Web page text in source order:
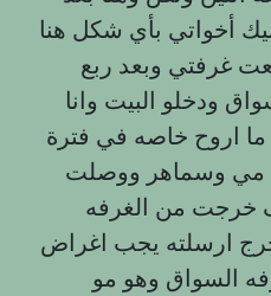
أخواتي بأي شكل هنا
غرفتي وبعد ربع
ودخلو البيت وانا
اروح خاصه في فترة
مي وسماهر ووصلت
خرجت من الغرفه
ارسلته يجب اغراض
السواق وهو مو